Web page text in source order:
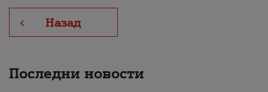
Назад
Последни новости